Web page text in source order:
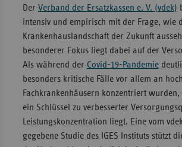
Der Verband der Ersatzkassen e. V. (vdek)
intensiv und empirisch mit der Frage, wie
Krankenhauslandschaft der Zukunft
besonderer Fokus liegt dabei auf der
Als während der Covid-19-Pandemie
besonders kritische Fälle vor allem an
Fachkrankenhäusern konzentriert wurden,
ein Schlüssel zu verbesserter
Leistungskonzentration liegt. Eine vom
gegebene Studie des IGES Instituts stützt